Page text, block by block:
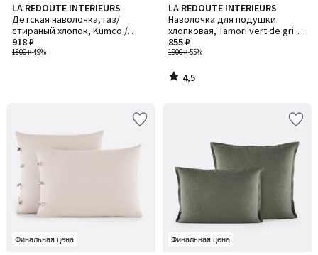
LA REDOUTE INTERIEURS
Детская наволочка, газ/
стираный хлопок, Kumco /
Кумко
1800 ₽-49%
918 ₽
LA REDOUTE INTERIEURS
Наволочка для подушки
хлопковая, Tamori vert de gris /
Тамори вер де гри
1900 ₽-55%
855 ₽
4,5
/ 5
4,5
/
Финальная цена Финальная цена